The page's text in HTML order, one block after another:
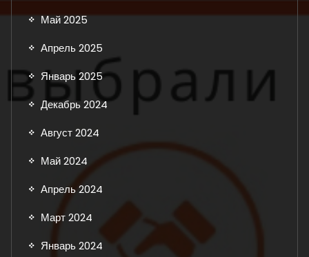
Май 2025
Апрель 2025
Январь 2025
Декабрь 2024
Август 2024
Май 2024
Апрель 2024
Март 2024
Январь 2024